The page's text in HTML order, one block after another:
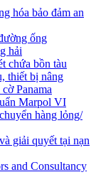
hóa bảo đảm an
ống
hải
chứa bồn tàu
thiết bị nâng
Panama
Marpol VI
hàng lỏng/
giải quyết tại nạn
and Consultancy